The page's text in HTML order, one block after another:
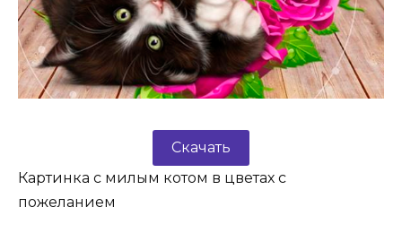
Скачать
Картинка с милым котом в цветах с
пожеланием